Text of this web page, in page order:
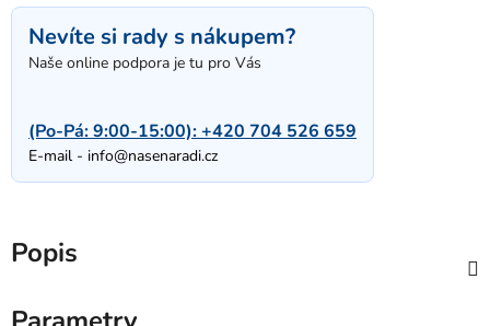
Nevíte si rady s nákupem?
Naše online podpora je tu pro Vás
(Po-Pá: 9:00-15:00):+420 704 526 659
E-mail - info@nasenaradi.cz
Popis